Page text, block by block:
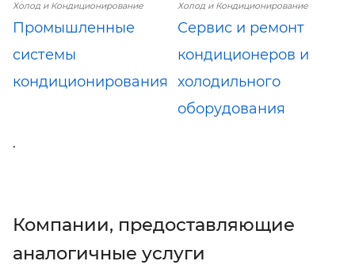
Холод и Кондиционирование
Промышленные
системы
кондиционирования
Холод и Кондиционирование
Сервис и ремонт
кондиционеров и
холодильного
оборудования
.
Компании, предоставляющие
аналогичные услуги